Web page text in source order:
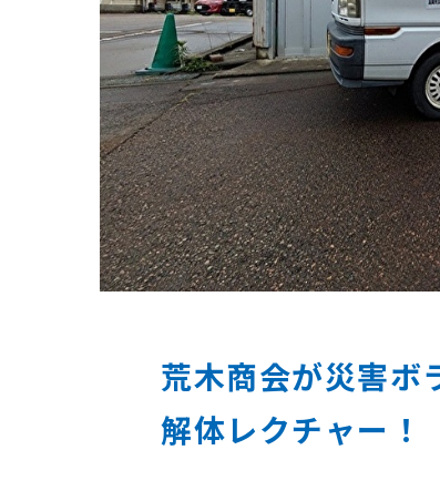
荒木商会が災害ボ
解体レクチャー！